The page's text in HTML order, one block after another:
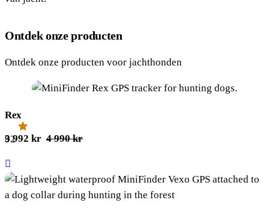
Ontdek onze producten
Ontdek onze producten voor jachthonden
Rex
4 990kr
Oorspronkelijke
was:
4
990 kr.
3 992 kr
Huidige
is:
3
992 kr.